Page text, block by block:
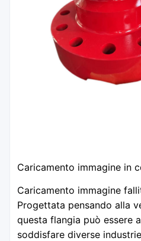
Caricamento immagine in
Caricamento immagine
Progettata pensando alla
questa flangia può essere
soddisfare diverse